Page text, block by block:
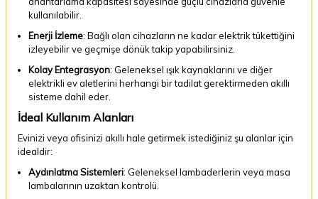
kullanılabilir.
Enerji İzleme: Bağlı olan cihazların ne kadar elektrik tükettiğini
izleyebilir ve geçmişe dönük takip yapabilirsiniz.
Kolay Entegrasyon: Geleneksel ışık kaynaklarını ve diğer
elektrikli ev aletlerini herhangi bir tadilat gerektirmeden akıllı
sisteme dahil eder.
İdeal Kullanım Alanları
Evinizi veya ofisinizi akıllı hale getirmek istediğiniz şu alanlar için
idealdir:
Aydınlatma Sistemleri: Geleneksel lambaderlerin veya masa
lambalarının uzaktan kontrolü.